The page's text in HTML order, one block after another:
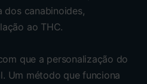
dos canabinoides,
ao THC.
que a personalização do
Um método que funciona